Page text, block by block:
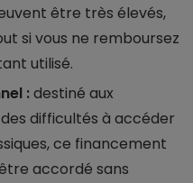
être très élevés,
si vous ne remboursez
utilisé.
:destiné aux
difficultés à accéder
ce financement
accordé sans